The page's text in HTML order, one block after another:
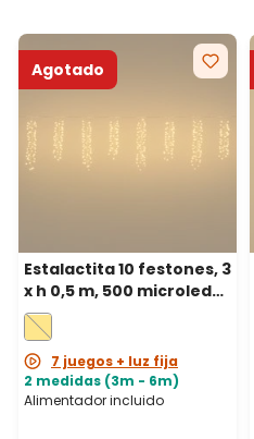
Agotado
Estalactita 10 festones, 3
x h 0,5 m, 500 microled
blanco cálido, cable
metal plata,
prolongable
7 juegos + luz fija
2 medidas (3m - 6m)
Alimentador incluido